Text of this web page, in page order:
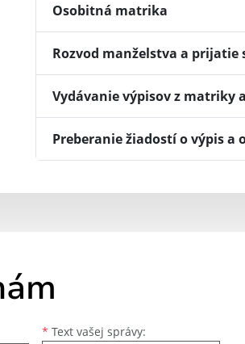
Osobitná matrika
Rozvod manželstva a prijatie
Vydávanie výpisov z matriky
Preberanie žiadostí o výpis a
* Text vašej správy: Text vašej